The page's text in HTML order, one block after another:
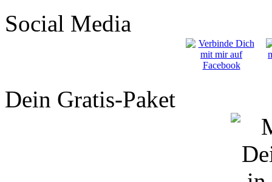
Social Media
Dein Gratis-Paket